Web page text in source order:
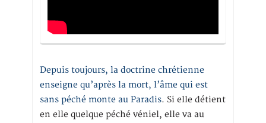
Depuis toujours, la doctrine chrétienne
enseigne qu’après la mort, l’âme qui est
sans péché monte au Paradis. Si elle détient
en elle quelque péché véniel, elle va au